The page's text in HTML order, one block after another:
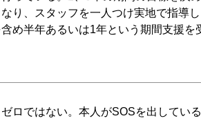
り、スタッフを一人つけ実地で指導
め半年あるいは1年という期間支援を
ではない。本人がSOSを出してい